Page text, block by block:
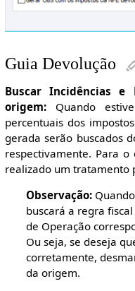
Guia Devolução
Buscar Incidências
origem:Quando
percentuais dos
gerada serão buscados
respectivamente. Para o
realizado um tratamento
Observação:
buscará a regra
de Operação
Ou seja, se deseja
corretamente,
da origem.